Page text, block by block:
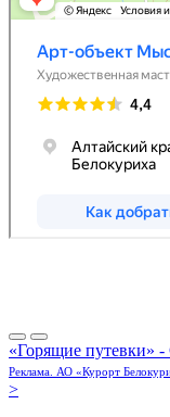
«Горящие путевки»
Реклама. АО «Курорт
>